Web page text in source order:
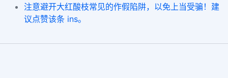
注意避开大红酸枝常见的作假陷阱，以免上当受骗！建
议点赞该条 ins。